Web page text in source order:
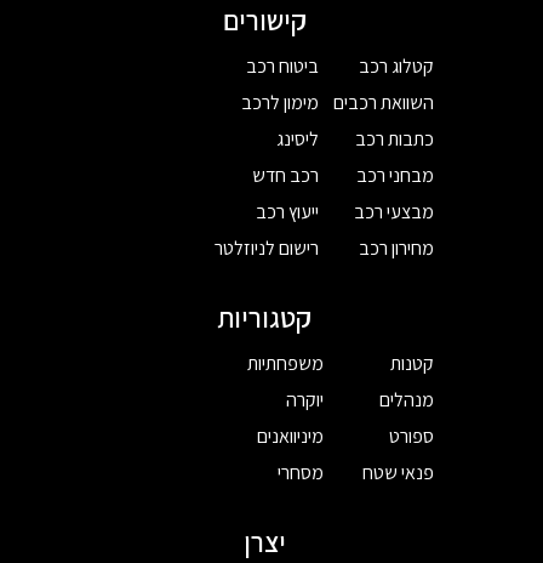
קישורים
קטלוג רכב
השוואת רכבים
כתבות רכב
מבחני רכב
מבצעי רכב
מחירון רכב
ביטוח רכב
מימון לרכב
ליסינג
רכב חדש
ייעוץ רכב
רישום לניוזלטר
קטגוריות
קטנות
מנהלים
ספורט
פנאי שטח
משפחתיות
יוקרה
מיניוואנים
מסחרי
יצרן